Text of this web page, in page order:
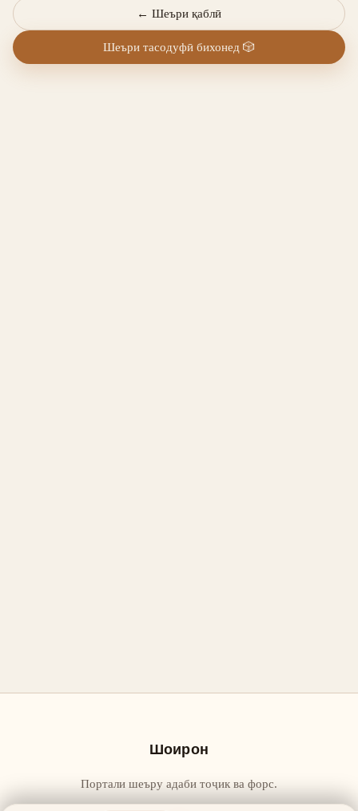
← Шеъри қаблӣ
Шеъри тасодуфӣ бихонед 🎲
Шоирон
Портали шеъру адаби тоҷик ва форс.